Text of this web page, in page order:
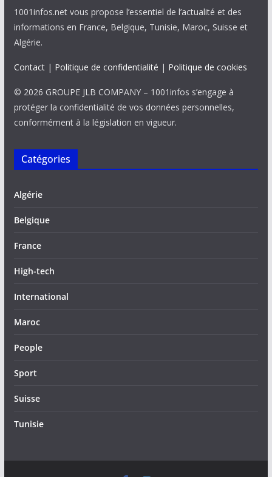
1001infos.net vous propose l’essentiel de l’actualité et des
informations en France, Belgique, Tunisie, Maroc, Suisse et
Algérie.
Contact| Politique de confidentialité | Politique de cookies
© 2026 GROUPE JLB COMPANY – 1001infos s’engage à
protéger la confidentialité de vos données personnelles,
conformément à la législation en vigueur.
Catégories
Algérie
Belgique
France
High-tech
International
Maroc
People
Sport
Suisse
Tunisie